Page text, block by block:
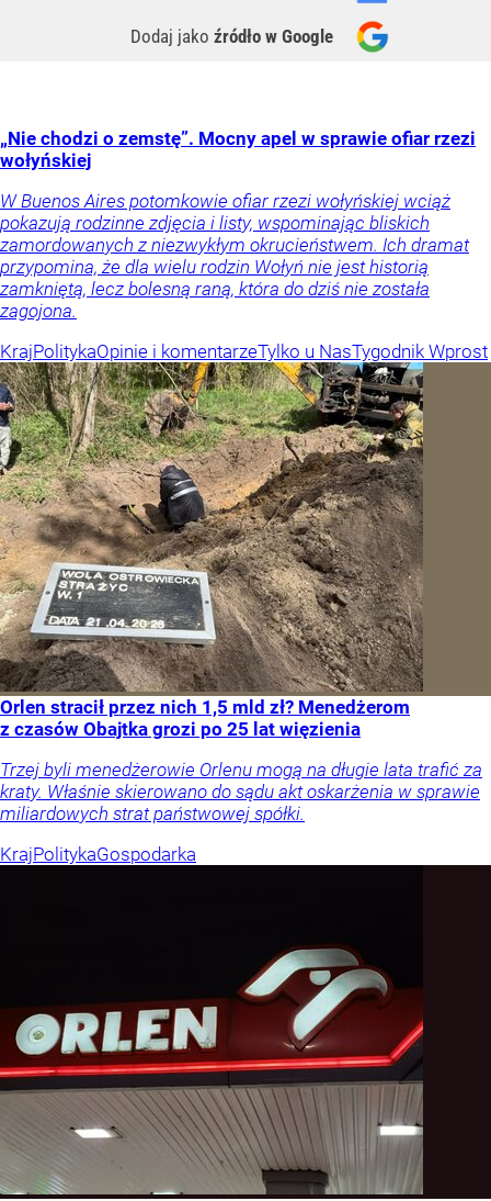
Dodaj jako źródło w Google
„Nie chodzi o zemstę”. Mocny apel w sprawie ofiar rzezi
wołyńskiej
W Buenos Aires potomkowie ofiar rzezi wołyńskiej wciąż
pokazują rodzinne zdjęcia i listy, wspominając bliskich
zamordowanych z niezwykłym okrucieństwem. Ich dramat
przypomina, że dla wielu rodzin Wołyń nie jest historią
zamkniętą, lecz bolesną raną, która do dziś nie została
zagojona.
KrajPolitykaOpinie i komentarzeTylko u NasTygodnik Wprost
Orlen stracił przez nich 1,5 mld zł? Menedżerom
z czasów Obajtka grozi po 25 lat więzienia
Trzej byli menedżerowie Orlenu mogą na długie lata trafić za
kraty. Właśnie skierowano do sądu akt oskarżenia w sprawie
miliardowych strat państwowej spółki.
KrajPolitykaGospodarka